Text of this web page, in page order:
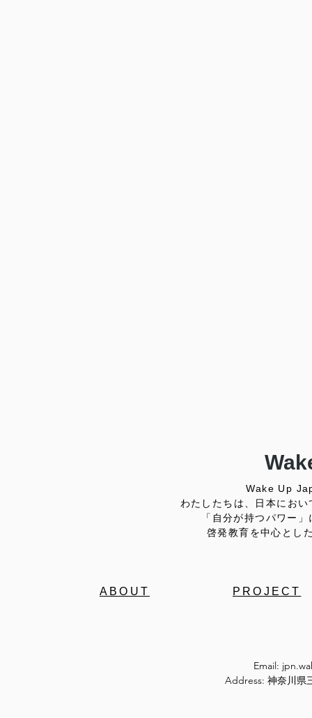
Wake Up
わたしたちは、日本にお
「自分が持つパワー
啓発教育を中心とし
ABOUT PROJECT
Email:
Address: 神奈川県